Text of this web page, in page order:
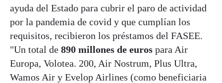
ayuda del Estado para cubrir el paro de actividad
por la pandemia de covid y que cumplían los
requisitos, recibieron los préstamos del FASEE.
"Un total de 890 millones de euros para Air
Europa, Volotea. 200, Air Nostrum, Plus Ultra,
Wamos Air y Evelop Airlines (como beneficiaria